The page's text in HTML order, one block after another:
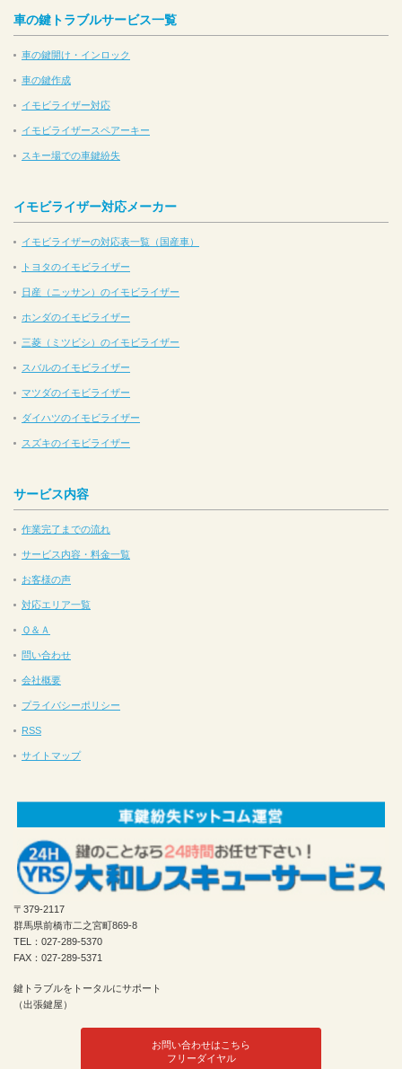
車の鍵トラブルサービス一覧
車の鍵開け・インロック
車の鍵作成
イモビライザー対応
イモビライザースペアーキー
スキー場での車鍵紛失
イモビライザー対応メーカー
イモビライザーの対応表一覧（国産車）
トヨタのイモビライザー
日産（ニッサン）のイモビライザー
ホンダのイモビライザー
三菱（ミツビシ）のイモビライザー
スバルのイモビライザー
マツダのイモビライザー
ダイハツのイモビライザー
スズキのイモビライザー
サービス内容
作業完了までの流れ
サービス内容・料金一覧
お客様の声
対応エリア一覧
Ｑ＆Ａ
問い合わせ
会社概要
プライバシーポリシー
RSS
サイトマップ
〒379-2117
群馬県前橋市二之宮町869-8
TEL：027-289-5370
FAX：027-289-5371
鍵トラブルをトータルにサポート
（出張鍵屋）
お問い合わせはこちら
フリーダイヤル